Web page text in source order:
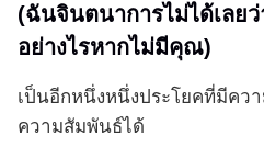
(ฉันจินตนาการไม่ได้เลย
อย่างไรหากไม่มีคุณ)
เป็นอีกหนึ่งหนึ่งประโยคที่มีคว
ความสัมพันธ์ได้